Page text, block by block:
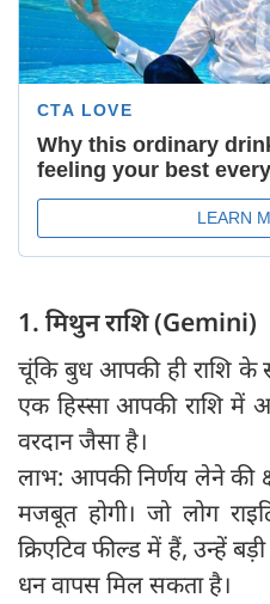
1. मिथुन राशि (Gemini)
चूंकि बुध आपकी ही राशि के
एक हिस्सा आपकी राशि
वरदान जैसा है।
लाभ: आपकी निर्णय लेने की
मजबूत होगी। जो लोग
क्रिएटिव फील्ड में हैं, उन्हें
धन वापस मिल सकता है।